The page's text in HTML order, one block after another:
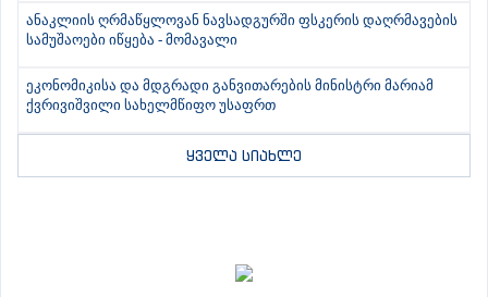
ანაკლიის ღრმაწყლოვან ნავსადგურში ფსკერის დაღრმავების
სამუშაოები იწყება - მომავალი
ეკონომიკისა და მდგრადი განვითარების მინისტრი მარიამ
ქვრივიშვილი სახელმწიფო უსაფრთ
ყველა სიახლე